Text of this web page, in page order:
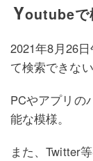
Youtubeで
2021年8月26
て検索できな
PCやアプリの
能な模様。
また、Twitter